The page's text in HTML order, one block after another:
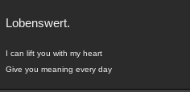
Lobenswert.
I can lift you with my heart
Give you meaning every day